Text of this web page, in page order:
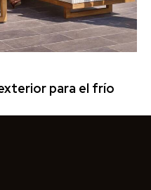
para el frío